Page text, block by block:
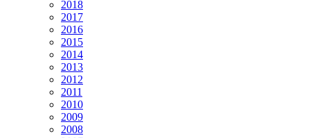
2018
2017
2016
2015
2014
2013
2012
2011
2010
2009
2008